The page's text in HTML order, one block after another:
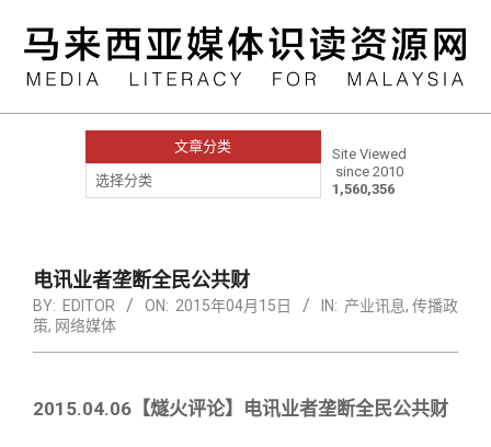
content
文章分类
文
章
Site Viewed
since 2010
1,560,356
Navigation
Menu
电讯业者垄断全民公共财
BY: EDITOR ON: 2015年04月15日 IN: 产业讯息, 传播政
策, 网络媒体
2015.04.06 【燧火评论】电讯业者垄断全民公共财